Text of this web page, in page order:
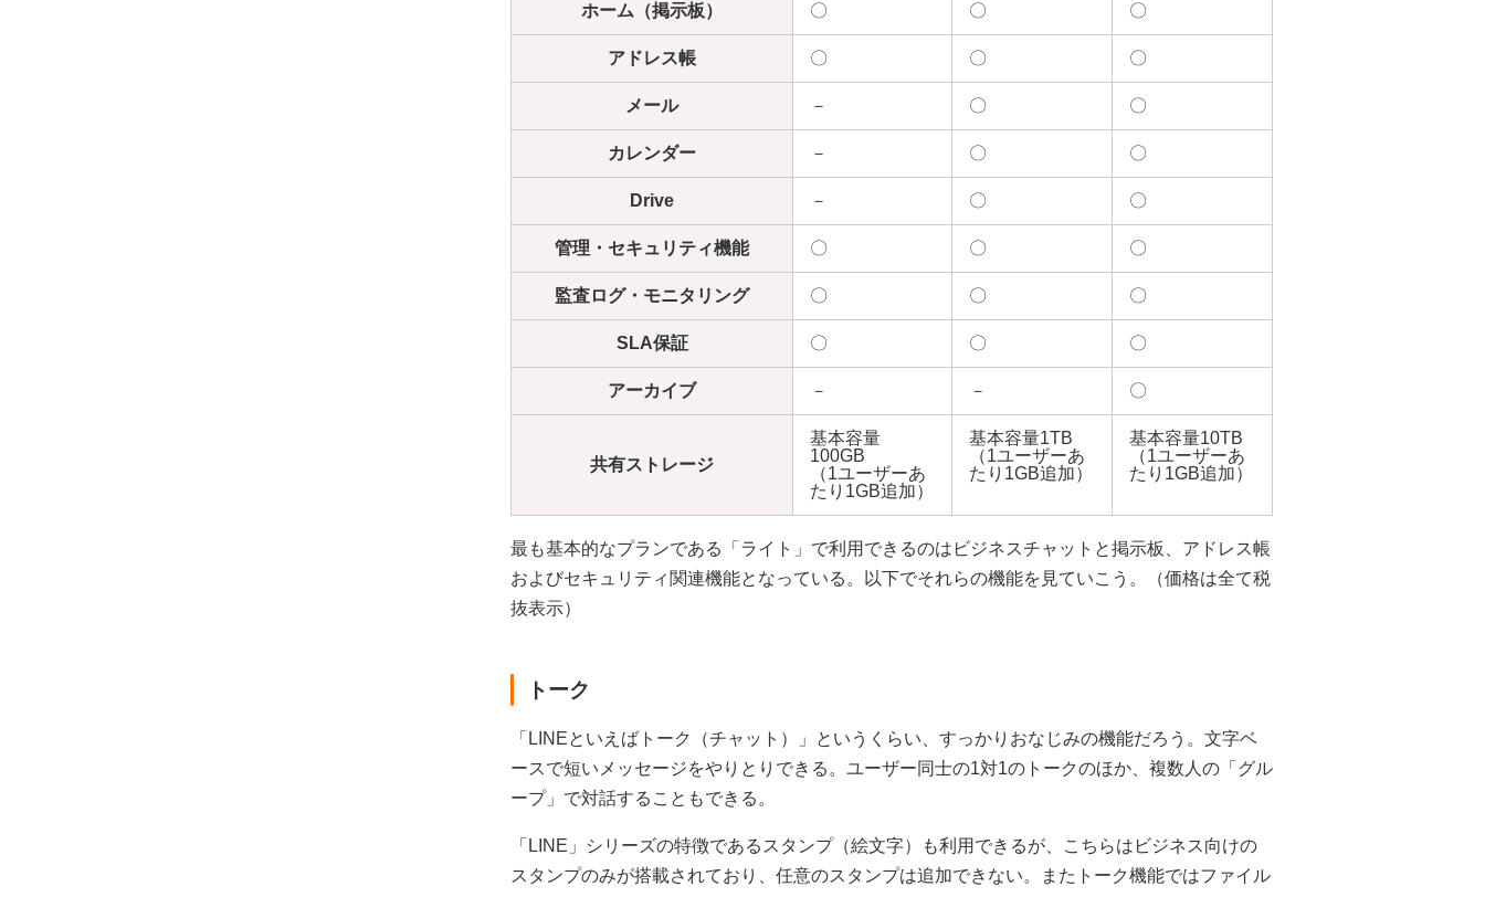
ホーム（掲示板） 〇 〇 〇
アドレス帳 〇 〇 〇
メール － 〇 〇
カレンダー － 〇 〇
Drive － 〇 〇
管理・セキュリティ機能 〇 〇 〇
監査ログ・モニタリング 〇 〇 〇
SLA保証 〇 〇 〇
アーカイブ － － 〇
共有ストレージ
基本容量
100GB
（1ユーザーあ
たり1GB追加）
基本容量1TB
（1ユーザーあ
たり1GB追加）
基本容量10TB
（1ユーザーあ
たり1GB追加）
最も基本的なプランである「ライト」で利用できるのはビジネスチャットと掲示板、アドレス帳
およびセキュリティ関連機能となっている。以下でそれらの機能を見ていこう。（価格は全て税
抜表示）
トーク
「LINEといえばトーク（チャット）」というくらい、すっかりおなじみの機能だろう。文字ベ
ースで短いメッセージをやりとりできる。ユーザー同士の1対1のトークのほか、複数人の「グル
ープ」で対話することもできる。
「LINE」シリーズの特徴であるスタンプ（絵文字）も利用できるが、こちらはビジネス向けの
スタンプのみが搭載されており、任意のスタンプは追加できない。またトーク機能ではファイル